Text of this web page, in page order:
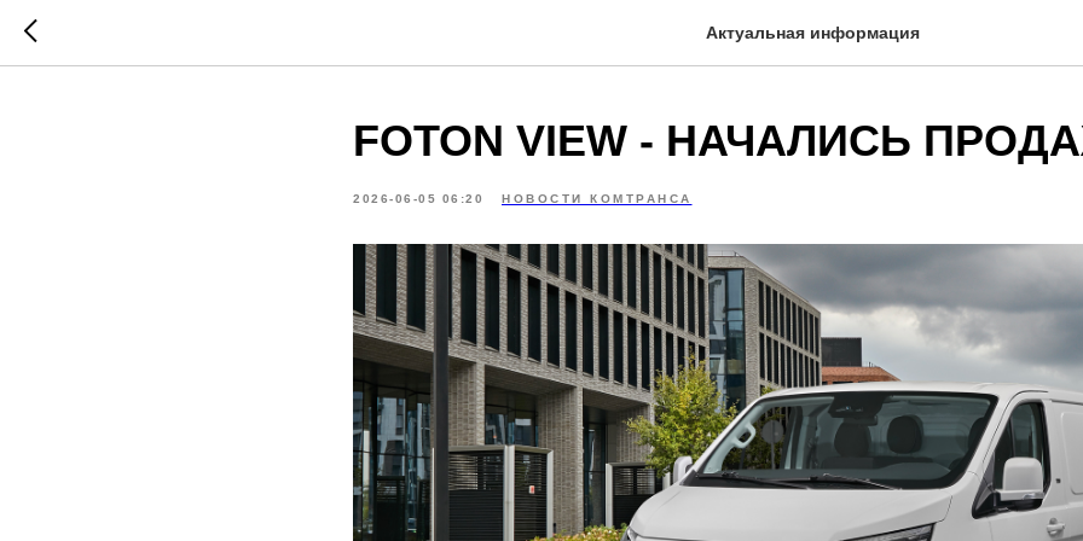
Актуальная информация
FOTON VIEW - НАЧАЛИСЬ
2026-06-05 06:20 НОВОСТИ КОМТРАНСА